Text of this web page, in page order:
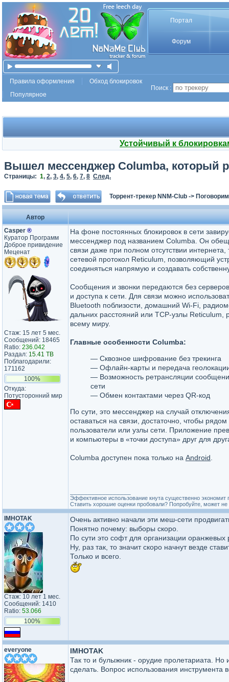
Портал
Форум
Правила оформления
Обход блокировок
Популярное
Поиск :
Устойчивый к
Вышел мессенджер Columba, который
Страницы: 1, 2, 3, 4, 5, 6, 7, 8 След.
Торрент-трекер NNM-Club -> Поговорим
Автор
Casper ®
Куратор Программ
Доброе привидение
Меценат
Стаж: 15 лет 5 мес.
Сообщений: 18465
Ratio: 236.042
Раздал: 15.41 TB
Поблагодарили:
171162
100%
Откуда:
Потусторонний мир
На фоне постоянных блокировок в сети
мессенджер под названием Columba. Он
связи даже при полном отсутствии интернета,
сетевой протокол Reticulum, позволяющий
соединяться напрямую и создавать
Сообщения и звонки передаются без
и доступа к сети. Для связи можно
Bluetooth поблизости, домашний Wi‑Fi,
дальних расстояний или TCP‑узлы Reticulum,
всему миру.
Главные особенности Columba:
— Сквозное шифрование без трекинга
— Офлайн‑карты и передача
— Возможность ретрансляции
сети
— Обмен контактами через QR‑код
По сути, это мессенджер на случай
оставаться на связи, достаточно, чтобы
пользователи или узлы сети. Приложение
и компьютеры в «точки доступа» друг для
Columba доступен пока только на Android
Эффективное использование кнута существенно экономит
Ставить хорошие оценки пробовали? Попробуйте, может
IMHOTAK
Стаж: 10 лет 1 мес.
Сообщений: 1410
Ratio: 53.066
100%
Очень активно начали эти меш-сети
Понятно почему: выборы скоро.
По сути это софт для организации
Ну, раз так, то значит скоро начнут везде
Только и всего.
everyone
IMHOTAK
Так то и булыжник - орудие пролетариата.
сделать. Вопрос использования инструмента